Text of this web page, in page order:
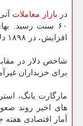
در بازار معاملات
افزایش، در ۱۸۹۸ دلار و ۸۰ سنت بسته شد.
برای خریداران
مارگارت یانگ،
های اخیر روند
آمار اقتصادی هفته